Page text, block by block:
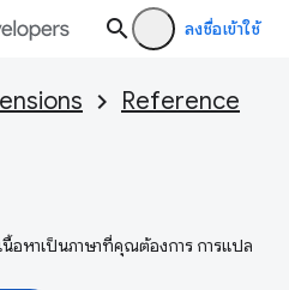
ลงชื่อเข้าใช้
Reference
นื้อหาเป็นภาษาที่คุณต้องการ การแปล